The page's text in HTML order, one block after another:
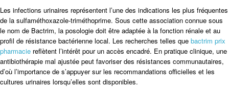
Les infections urinaires représentent l’une des indications les plus fréquentes
de la sulfaméthoxazole-triméthoprime. Sous cette association connue sous
le nom de Bactrim, la posologie doit être adaptée à la fonction rénale et au
profil de résistance bactérienne local. Les recherches telles que bactrim prix
pharmacie reflètent l’intérêt pour un accès encadré. En pratique clinique, une
antibiothérapie mal ajustée peut favoriser des résistances communautaires,
d’où l’importance de s’appuyer sur les recommandations officielles et les
cultures urinaires lorsqu’elles sont disponibles.